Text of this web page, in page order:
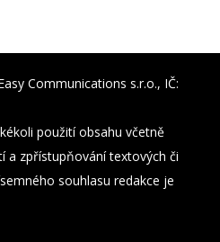
Communications s.r.o., IČ:
použití obsahu včetně
a zpřístupňování textových či
souhlasu redakce je